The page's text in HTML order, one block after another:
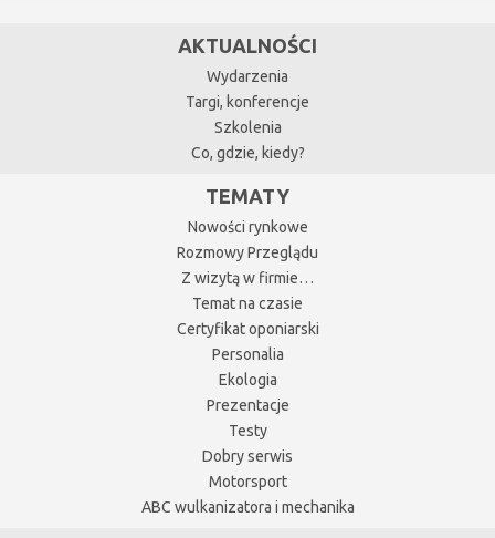
AKTUALNOŚCI
Wydarzenia
Targi, konferencje
Szkolenia
Co, gdzie, kiedy?
TEMATY
Nowości rynkowe
Rozmowy Przeglądu
Z wizytą w firmie…
Temat na czasie
Certyfikat oponiarski
Personalia
Ekologia
Prezentacje
Testy
Dobry serwis
Motorsport
ABC wulkanizatora i mechanika